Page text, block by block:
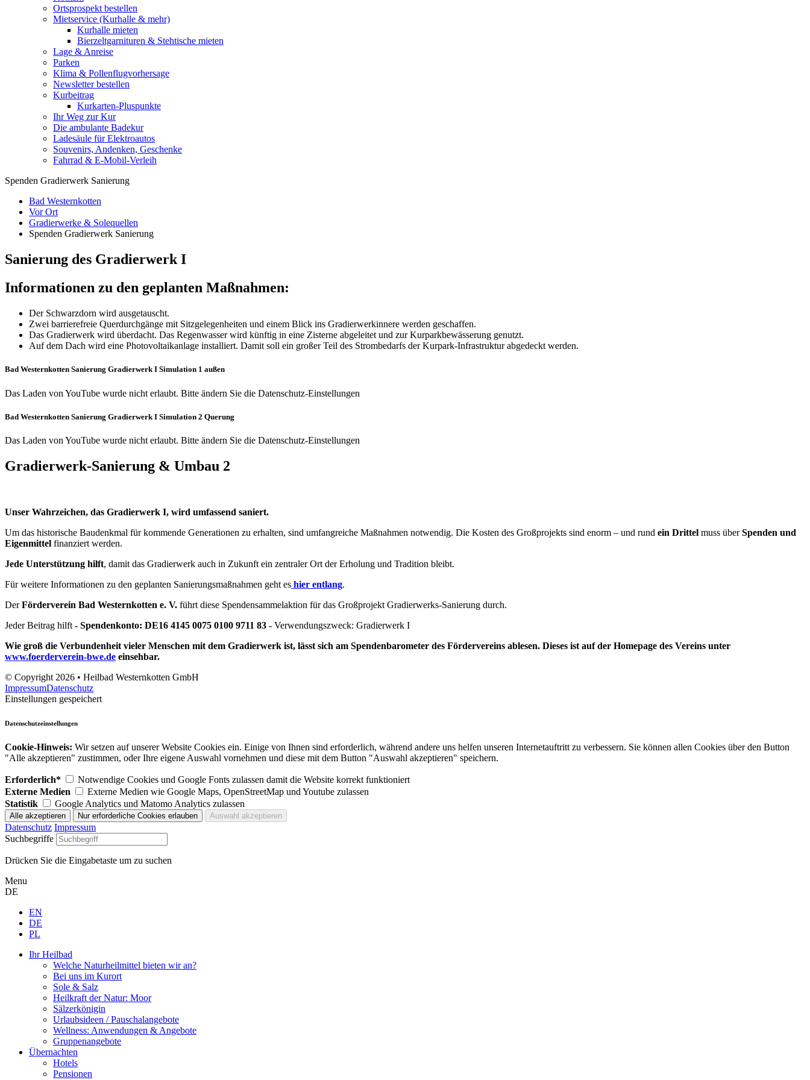
Ortsprospekt bestellen
Mietservice (Kurhalle & mehr)
Kurhalle mieten
Bierzeltgarnituren & Stehtische mieten
Lage & Anreise
Parken
Klima & Pollenflugvorhersage
Newsletter bestellen
Kurbeitrag
Kurkarten-Pluspunkte
Ihr Weg zur Kur
Die ambulante Badekur
Ladesäule für Elektroautos
Souvenirs, Andenken, Geschenke
Fahrrad & E-Mobil-Verleih
Spenden Gradierwerk Sanierung
Bad Westernkotten
Vor Ort
Gradierwerke & Solequellen
Spenden Gradierwerk Sanierung
Sanierung des Gradierwerk I
Informationen zu den geplanten Maßnahmen:
Der Schwarzdorn wird ausgetauscht.
Zwei barrierefreie Querdurchgänge mit Sitzgelegenheiten und einem Blick ins Gradierwerkinnere werden geschaffen.
Das Gradierwerk wird überdacht. Das Regenwasser wird künftig in eine Zisterne abgeleitet und zur Kurparkbewässerung genutzt.
Auf dem Dach wird eine Photovoltaikanlage installiert. Damit soll ein großer Teil des Strombedarfs der Kurpark-Infrastruktur abgedeckt werden.
Bad Westernkotten Sanierung Gradierwerk I Simulation 1 außen
Das Laden von YouTube wurde nicht erlaubt. Bitte ändern Sie die Datenschutz-Einstellungen
Bad Westernkotten Sanierung Gradierwerk I Simulation 2 Querung
Das Laden von YouTube wurde nicht erlaubt. Bitte ändern Sie die Datenschutz-Einstellungen
Gradierwerk-Sanierung & Umbau 2
Unser Wahrzeichen, das Gradierwerk I, wird umfassend saniert.
Um das historische Baudenkmal für kommende Generationen zu erhalten, sind umfangreiche Maßnahmen notwendig. Die Kosten des Großprojekts sind enorm – und rund ein Drittel muss über Spenden und
Eigenmittel finanziert werden.
Jede Unterstützung hilft, damit das Gradierwerk auch in Zukunft ein zentraler Ort der Erholung und Tradition bleibt.
Für weitere Informationen zu den geplanten Sanierungsmaßnahmen geht es hier entlang.
DerFörderverein Bad Westernkotten e. V. führt diese Spendensammelaktion für das Großprojekt Gradierwerks-Sanierung durch.
Jeder Beitrag hilft - Spendenkonto: DE16 4145 0075 0100 9711 83 - Verwendungszweck: Gradierwerk I
www.foerderverein-bwe.de einsehbar.
© Copyright 2026 • Heilbad Westernkotten GmbH
ImpressumDatenschutz
Einstellungen gespeichert
Datenschutzeinstellungen
Cookie-Hinweis: Wir setzen auf unserer Website Cookies ein. Einige von Ihnen sind erforderlich, während andere uns helfen unseren Internetauftritt zu verbessern. Sie können allen Cookies über den Button
"Alle akzeptieren" zustimmen, oder Ihre eigene Auswahl vornehmen und diese mit dem Button "Auswahl akzeptieren" speichern.
Erforderlich*
Notwendige Cookies und Google Fonts zulassen damit die Website korrekt funktioniert
Externe Medien
Externe Medien wie Google Maps, OpenStreetMap und Youtube zulassen
Statistik
Google Analytics und Matomo Analytics zulassen
Datenschutz Impressum
Suchbegriffe
Drücken Sie die Eingabetaste um zu suchen
Menu
DE
EN
DE
PL
Ihr Heilbad
Welche Naturheilmittel bieten wir an?
Bei uns im Kurort
Sole & Salz
Heilkraft der Natur: Moor
Sälzerkönigin
Urlaubsideen / Pauschalangebote
Wellness: Anwendungen & Angebote
Gruppenangebote
Übernachten
Hotels
Pensionen